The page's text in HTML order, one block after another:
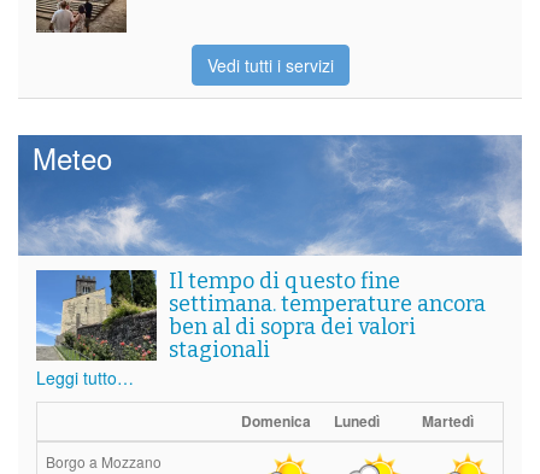
Vedi tutti i servizi
Meteo
Il tempo di questo fine
settimana. temperature ancora
ben al di sopra dei valori
stagionali
Leggi tutto…
Domenica Lunedì Martedì
Borgo a Mozzano